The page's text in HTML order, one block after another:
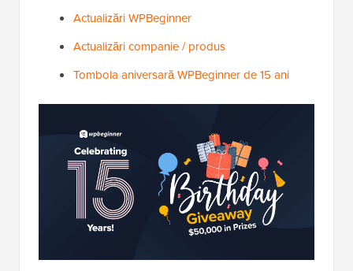
Actualizări WPBeginner
Actualizări companie / produs
Tombola aniversară WPBeginner de 15 ani